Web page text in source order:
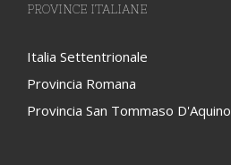
PROVINCE ITALIANE
Italia Settentrionale
Provincia Romana
Provincia San Tommaso D'Aquino